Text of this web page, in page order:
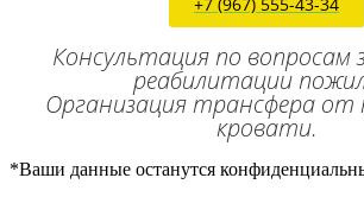
+7 (967) 555-43-34
Консультация по вопросам
реабилитации
Организация трансфера от
кровати.
*Ваши данные останутся